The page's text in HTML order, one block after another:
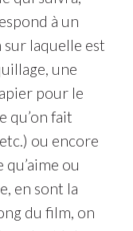
à un
laquelle est
une
pour le
qu’on fait
ou encore
ou
en sont la
du film, on